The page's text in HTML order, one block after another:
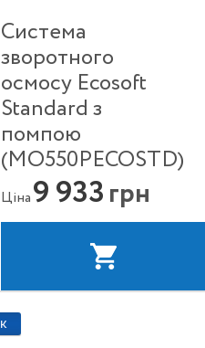
Система
зворотного
осмосу Ecosoft
Standard з
помпою
(MO550PECOSTD)
Ціна9 933грн